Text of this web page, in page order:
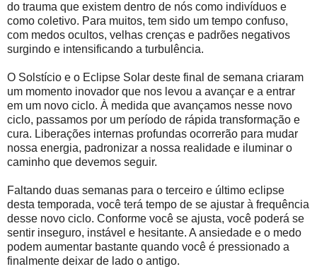
do trauma que existem dentro de nós como indivíduos e
como coletivo. Para muitos, tem sido um tempo confuso,
com medos ocultos, velhas crenças e padrões negativos
surgindo e intensificando a turbulência.
O Solstício e o Eclipse Solar deste final de semana criaram
um momento inovador que nos levou a avançar e a entrar
em um novo ciclo. À medida que avançamos nesse novo
ciclo, passamos por um período de rápida transformação e
cura. Liberações internas profundas ocorrerão para mudar
nossa energia, padronizar a nossa realidade e iluminar o
caminho que devemos seguir.
Faltando duas semanas para o terceiro e último eclipse
desta temporada, você terá tempo de se ajustar à frequência
desse novo ciclo. Conforme você se ajusta, você poderá se
sentir inseguro, instável e hesitante. A ansiedade e o medo
podem aumentar bastante quando você é pressionado a
finalmente deixar de lado o antigo.